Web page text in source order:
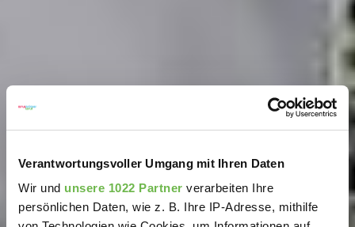
Verantwortungsvoller Umgang mit Ihren Daten
Wir und unsere 1022 Partner verarbeiten Ihre
persönlichen Daten, wie z. B. Ihre IP-Adresse, mithilfe